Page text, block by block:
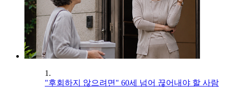
1.
"후회하지 않으려면" 60세 넘어 끊어내야 할 사람